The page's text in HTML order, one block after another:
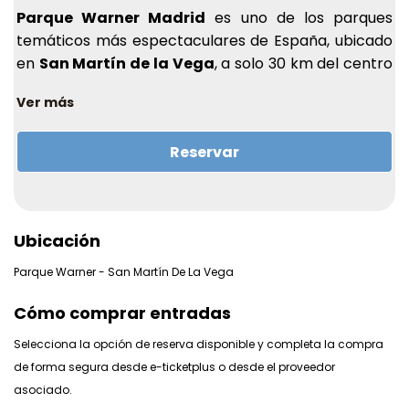
Parque Warner Madrid es uno de los parques
temáticos más espectaculares de España, ubicado
en San Martín de la Vega, a solo 30 km del centro
de Warner Bros., ofrece una experiencia de película
para todas las edades.
¿Qué puedes encontrar?
Movie World Studios
Metrópolis)
Old West Territory
Cartoon Village(ideal para los más pequeños)
Atracciones estrella:
Batman Gotham City Escape: montaña rusa multi-
lanzamiento, premiada como “Mejor Montaña Rusa
Ver más
Reservar
Ubicación
Parque Warner - San Martín De La Vega
Cómo comprar entradas
Selecciona la opción de reserva disponible y completa la compra
de forma segura desde e-ticketplus o desde el proveedor
asociado.